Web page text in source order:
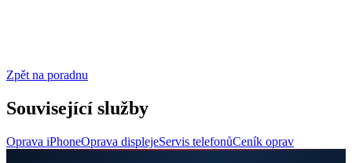
Zpět na poradnu
Související služby
Oprava iPhoneOprava displejeServis telefonůCeník oprav